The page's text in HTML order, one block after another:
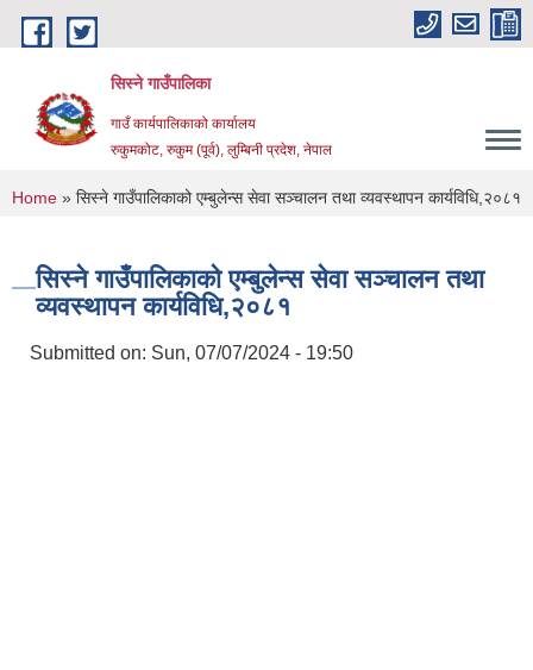
Skip to main content
सिस्ने गाउँपालिका
गाउँ कार्यपालिकाको कार्यालय
रुकुमकोट, रुकुम (पूर्व), लुम्बिनी प्रदेश, नेपाल
You are here
Home » सिस्ने गाउँपालिकाको एम्बुलेन्स सेवा सञ्चालन तथा व्यवस्थापन कार्यविधि,२०८१
सिस्ने गाउँपालिकाको एम्बुलेन्स सेवा सञ्चालन तथा
व्यवस्थापन कार्यविधि,२०८१
Submitted on: Sun, 07/07/2024 - 19:50